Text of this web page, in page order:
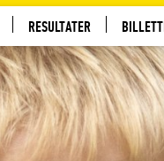
RESULTATER